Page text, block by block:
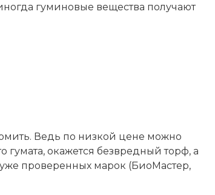
гуминовые вещества получают
Ведь по низкой цене можно
окажется безвредный торф, а
проверенных марок (БиоМастер,